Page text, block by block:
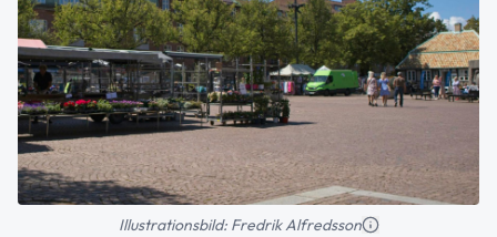
Illustrationsbild: Fredrik Alfredsson